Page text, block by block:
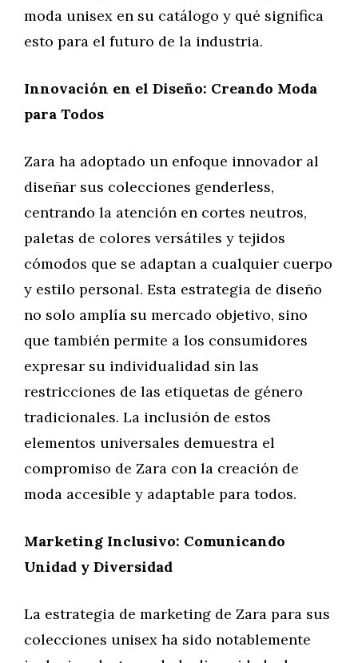
moda unisex en su catálogo y qué significa
esto para el futuro de la industria.
Innovación en el Diseño: Creando Moda
para Todos
Zara ha adoptado un enfoque innovador al
diseñar sus colecciones genderless,
centrando la atención en cortes neutros,
paletas de colores versátiles y tejidos
cómodos que se adaptan a cualquier cuerpo
y estilo personal. Esta estrategia de diseño
no solo amplía su mercado objetivo, sino
que también permite a los consumidores
expresar su individualidad sin las
restricciones de las etiquetas de género
tradicionales. La inclusión de estos
elementos universales demuestra el
compromiso de Zara con la creación de
moda accesible y adaptable para todos.
Marketing Inclusivo: Comunicando
Unidad y Diversidad
La estrategia de marketing de Zara para sus
colecciones unisex ha sido notablemente